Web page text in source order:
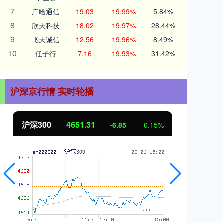
7 广哈通信 19.03 19.99% 5.84%
8 欣天科技 18.02 19.97% 28.44%
9 飞天诚信 12.56 19.96% 8.49%
10 任子行 7.16 19.93% 31.42%
沪深京行情 实时轮播
沪深300 4651.31 -6.85 -0.15%